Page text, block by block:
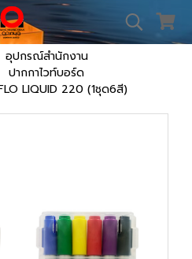
อุปกรณ์สำนักงาน
ปากกาไวท์บอร์ด
LIQUID 220 (1ชุด6สี)